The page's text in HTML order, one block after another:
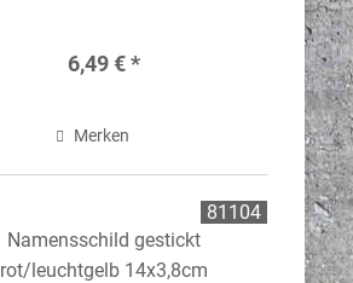
6,49 € *
Merken
Namensschild gestickt
rot/leuchtgelb 14x3,8cm
81104